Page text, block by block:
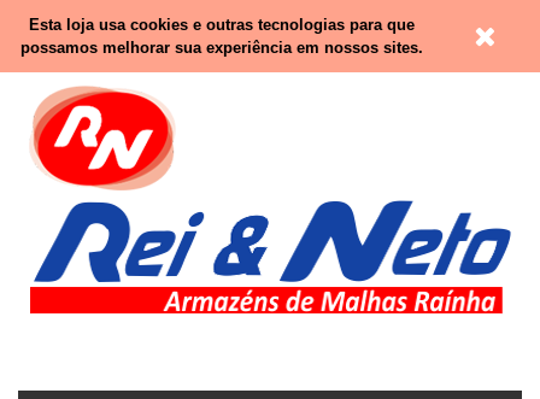
Contacte-nos
Esta loja usa cookies e outras tecnologias para que
possamos melhorar sua experiência em nossos sites.